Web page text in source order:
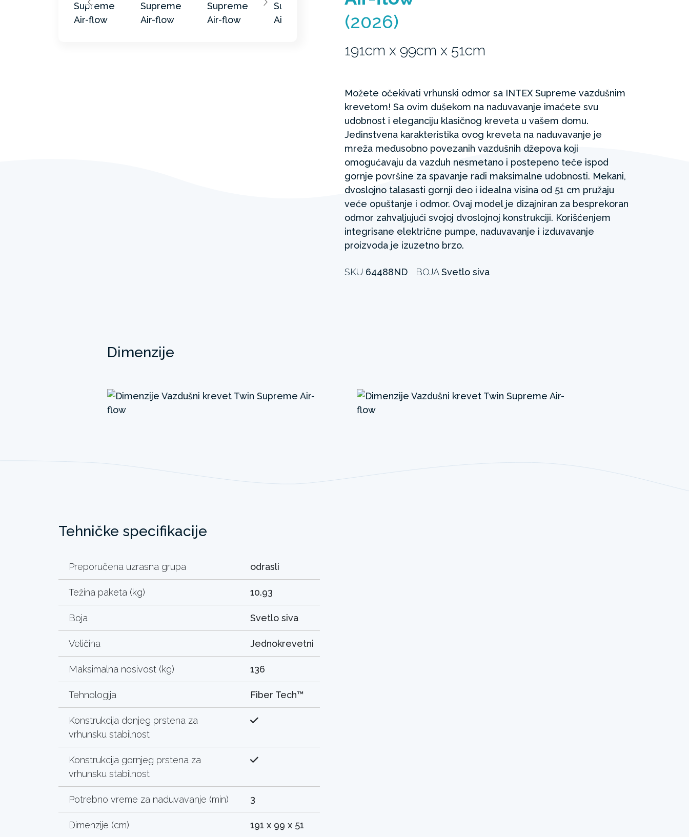
(2026)
191cm x 99cm x 51cm
Možete očekivati vrhunski odmor sa INTEX Supreme vazdušnim
krevetom! Sa ovim dušekom na naduvavanje imaćete svu
udobnost i eleganciju klasičnog kreveta u vašem domu.
Jedinstvena karakteristika ovog kreveta na naduvavanje je
mreža međusobno povezanih vazdušnih džepova koji
omogućavaju da vazduh nesmetano i postepeno teče ispod
gornje površine za spavanje radi maksimalne udobnosti. Mekani,
dvoslojno talasasti gornji deo i idealna visina od 51 cm pružaju
veće opuštanje i odmor. Ovaj model je dizajniran za besprekoran
odmor zahvaljujući svojoj dvoslojnoj konstrukciji. Korišćenjem
integrisane električne pumpe, naduvavanje i izduvavanje
proizvoda je izuzetno brzo.​
SKU 64488ND BOJASvetlo siva
Dimenzije
Tehničke specifikacije
Preporučena uzrasna grupa odrasli
Težina paketa (kg) 10.93
Boja Svetlo siva
Veličina Jednokrevetni
Maksimalna nosivost (kg) 136
Tehnologija Fiber Tech™
Konstrukcija donjeg prstena za
vrhunsku stabilnost
Konstrukcija gornjeg prstena za
vrhunsku stabilnost
Potrebno vreme za naduvavanje (min) 3
Dimenzije (cm) 191 x 99 x 51